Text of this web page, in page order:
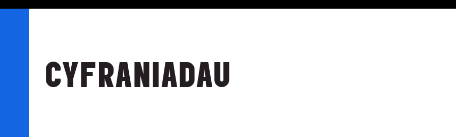
CYFRANIADAU